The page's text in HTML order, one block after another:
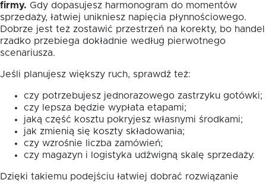
firmy. Gdy dopasujesz harmonogram do momentów
sprzedaży, łatwiej unikniesz napięcia płynnościowego.
Dobrze jest też zostawić przestrzeń na korekty, bo handel
rzadko przebiega dokładnie według pierwotnego
scenariusza.
Jeśli planujesz większy ruch, sprawdź też:
czy potrzebujesz jednorazowego zastrzyku gotówki;
czy lepsza będzie wypłata etapami;
jaką część kosztu pokryjesz własnymi środkami;
jak zmienią się koszty składowania;
czy wzrośnie liczba zamówień;
czy magazyn i logistyka udźwigną skalę sprzedaży.
Dzięki takiemu podejściu łatwiej dobrać rozwiązanie